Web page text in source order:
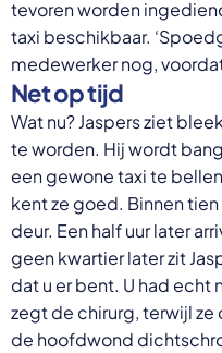
tevoren worden
taxi beschikbaar.
medewerker nog,
Net op tijd
Wat nu? Jaspers ziet
te worden. Hij wordt
een gewone taxi te
kent ze goed. Binnen
deur. Een half uur later
geen kwartier later zit
dat u er bent. U had echt
zegt de chirurg, terwijl
de hoofdwond